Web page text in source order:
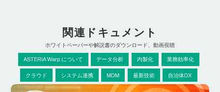
関連ドキュメント
ホワイトペーパーや解説書のダウンロード、動画視聴
ASTERIA Warp について データ分析 内製化 業務効率化
クラウド システム連携 MDM 最新技術 自治体DX